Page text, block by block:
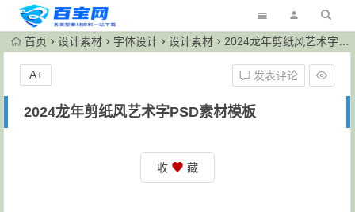
首页 设计素材 字体设计 设计素材 2024龙年剪纸风艺术字PSD素材模板
2024龙年剪纸风艺术字PSD素材模板
发表评论
A+
收 藏